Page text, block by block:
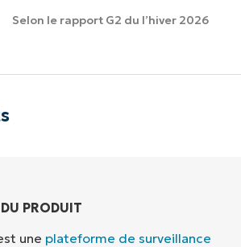
Selon le rapport G2 du l’hiver 2026
PRODUIT
une plateforme de surveillance